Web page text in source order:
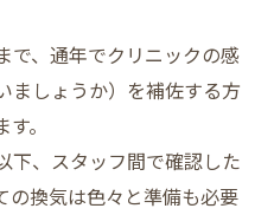
で、通年でクリニックの感
ましょうか）を補佐する方
。
下、スタッフ間で確認した
の換気は色々と準備も必要